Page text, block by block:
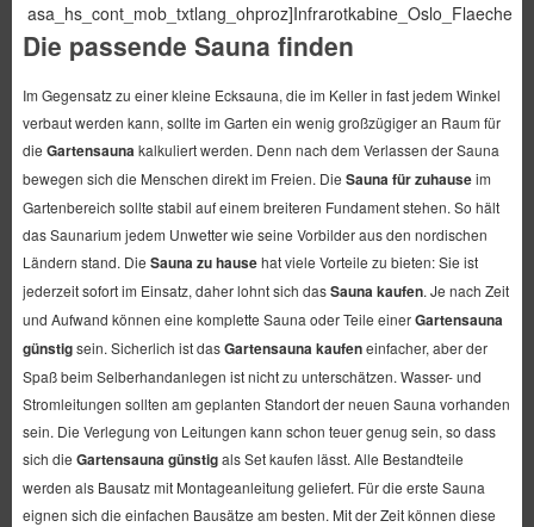
Die passende Sauna finden
Im Gegensatz zu einer kleine Ecksauna, die im Keller in fast jedem Winkel
verbaut werden kann, sollte im Garten ein wenig großzügiger an Raum für
die Gartensauna kalkuliert werden. Denn nach dem Verlassen der Sauna
bewegen sich die Menschen direkt im Freien. Die Sauna für zuhauseim
Gartenbereich sollte stabil auf einem breiteren Fundament stehen. So hält
das Saunarium jedem Unwetter wie seine Vorbilder aus den nordischen
Ländern stand. Die Sauna zu hausehat viele Vorteile zu bieten: Sie ist
jederzeit sofort im Einsatz, daher lohnt sich dasSauna kaufen. Je nach Zeit
und Aufwand können eine komplette Sauna oder Teile einerGartensauna
günstigsein. Sicherlich ist dasGartensauna kaufeneinfacher, aber der
Spaß beim Selberhandanlegen ist nicht zu unterschätzen. Wasser- und
Stromleitungen sollten am geplanten Standort der neuen Sauna vorhanden
sein. Die Verlegung von Leitungen kann schon teuer genug sein, so dass
sich die Gartensauna günstigals Set kaufen lässt. Alle Bestandteile
werden als Bausatz mit Montageanleitung geliefert. Für die erste Sauna
eignen sich die einfachen Bausätze am besten. Mit der Zeit können diese